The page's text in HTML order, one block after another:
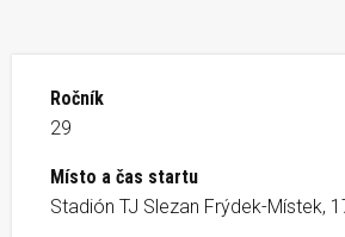
Ročník
29
Místo a čas startu
Stadión TJ Slezan Frýdek-Místek,